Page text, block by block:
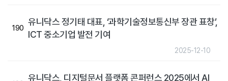
190
유니닥스 정기태 대표, ‘과학기술정보통신부 장관 표창’,
ICT 중소기업 발전 기여
2025-12-10
유니닥스, 디지털문서 플랫폼 콘퍼런스 2025에서 AI